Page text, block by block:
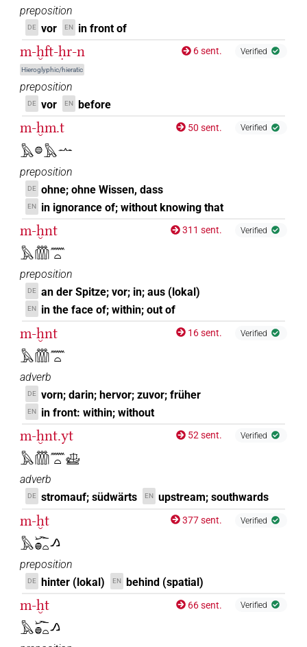
preposition
DE vor EN in front of
m-ḫft-ḥr-n
Hieroglyphic/hieratic
6 sent. Verified
preposition
DE vor EN before
m-ḫm.t
𓅓𓐍𓅓𓂜
50 sent. Verified
preposition
DE ohne; ohne Wissen, dass
EN in ignorance of; without knowing that
m-ḫnt
𓅓𓏃𓈖𓏏
311 sent. Verified
preposition
DE an der Spitze; vor; in; aus (lokal)
EN in the face of; within; out of
m-ḫnt
𓅓𓏃𓈖𓏏
16 sent. Verified
adverb
DE vorn; darin; hervor; zuvor; früher
EN in front: within; without
m-ḫnt.yt
𓅓𓏃𓈖𓏏𓊝
52 sent. Verified
adverb
DE stromauf; südwärts EN upstream; southwards
m-ḫt
𓅓𓆱𓐍𓏏𓂻
377 sent. Verified
preposition
DE hinter (lokal) EN behind (spatial)
m-ḫt
𓅓𓆱𓐍𓏏𓂻
66 sent. Verified